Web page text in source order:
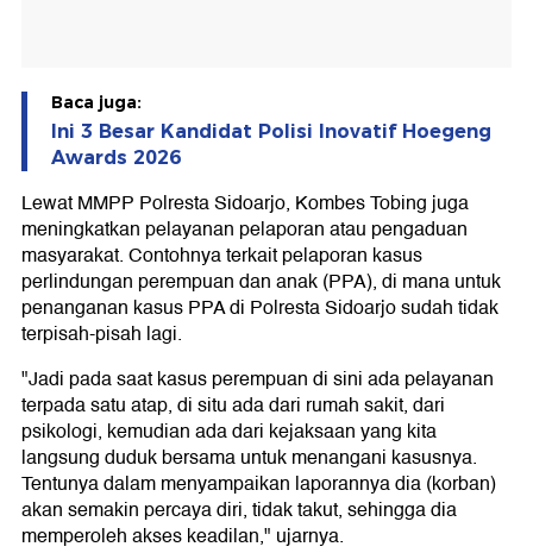
Baca juga:
Ini 3 Besar Kandidat Polisi Inovatif Hoegeng
Awards 2026
Lewat MMPP Polresta Sidoarjo, Kombes Tobing juga
meningkatkan pelayanan pelaporan atau pengaduan
masyarakat. Contohnya terkait pelaporan kasus
perlindungan perempuan dan anak (PPA), di mana untuk
penanganan kasus PPA di Polresta Sidoarjo sudah tidak
terpisah-pisah lagi.
"Jadi pada saat kasus perempuan di sini ada pelayanan
terpada satu atap, di situ ada dari rumah sakit, dari
psikologi, kemudian ada dari kejaksaan yang kita
langsung duduk bersama untuk menangani kasusnya.
Tentunya dalam menyampaikan laporannya dia (korban)
akan semakin percaya diri, tidak takut, sehingga dia
memperoleh akses keadilan," ujarnya.